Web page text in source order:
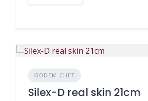
GODEMICHET
Silex-D real skin 21cm